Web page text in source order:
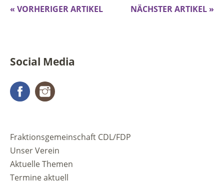
NÄCHSTER ARTIKEL »
« VORHERIGER ARTIKEL
Social Media
Facebook
Fraktionsgemeinschaft CDL/FDP
Unser Verein
Aktuelle Themen
Termine aktuell